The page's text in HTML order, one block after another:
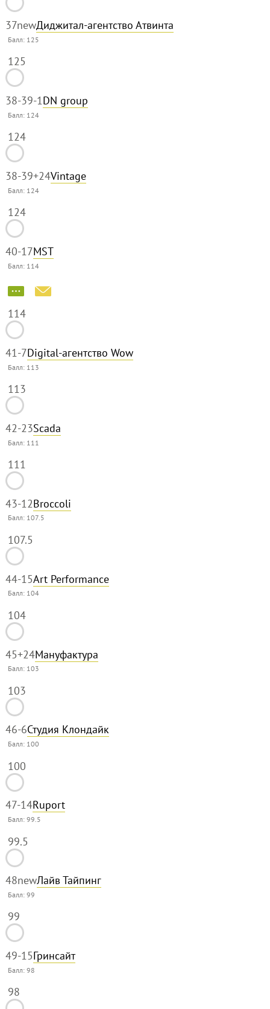
37newДиджитал-агентство Атвинта
Балл: 125
125
38-39-1DN group
Балл: 124
124
38-39+24Vintage
Балл: 124
124
40-17MST
Балл: 114
114
41-7Digital-агентство Wow
Балл: 113
113
42-23Scada
Балл: 111
111
43-12Broccoli
Балл: 107.5
107.5
44-15Art Performance
Балл: 104
104
45+24Мануфактура
Балл: 103
103
46-6Студия Клондайк
Балл: 100
100
47-14Ruport
Балл:99.5
99.5
48newЛайв Тайпинг
Балл:99
99
49-15Гринсайт
Балл:98
98